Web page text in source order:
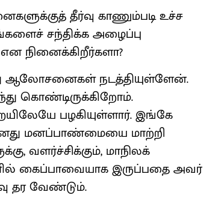
தீர்வு காணும்படி உச்ச
சந்திக்க அழைப்பு
நினைக்கிறீர்களா?
ஆலோசனைகள் நடத்தியுள்ளேன்.
கொண்டிருக்கிறோம்.
பழகியுள்ளார். இங்கே
மனப்பாண்மையை மாற்றி
வளர்ச்சிக்கும், மாநிலக்
கைப்பாவையாக இருப்பதை அவர்
தர வேண்டும்.